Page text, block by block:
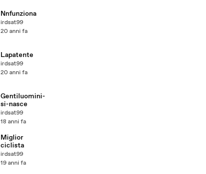
Nnfunziona
irdsat99
20 anni fa
Lapatente
irdsat99
20 anni fa
Gentiluomini-
si-nasce
irdsat99
18 anni fa
Miglior
ciclista
irdsat99
19 anni fa